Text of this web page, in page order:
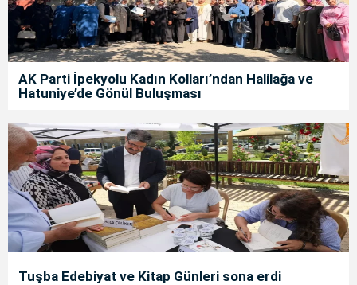
AK Parti İpekyolu Kadın Kolları’ndan Halilağa ve
Hatuniye’de Gönül Buluşması
Tuşba Edebiyat ve Kitap Günleri sona erdi